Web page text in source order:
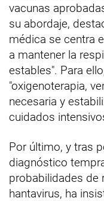
vacunas
su abordaje,
médica se centra
a mantener la
estables". Para
"oxigenoterapia,
necesaria y
cuidados
Por último, y tras
diagnóstico
probabilidades de
hantavirus, ha